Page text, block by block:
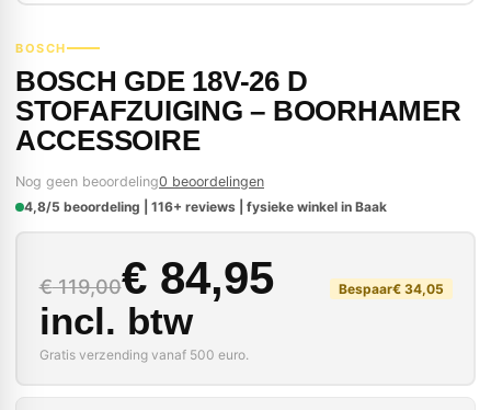
BOSCH
BOSCH GDE 18V-26 D
STOFAFZUIGING – BOORHAMER
ACCESSOIRE
Nog geen beoordeling0 beoordelingen
4,8/5 beoordeling | 116+ reviews | fysieke winkel in Baak
€119,00
Oorspronkelijke
€84,95
Huidige prijs is: €
incl. btw
Bespaar€34,05
Gratis verzending vanaf 500 euro.